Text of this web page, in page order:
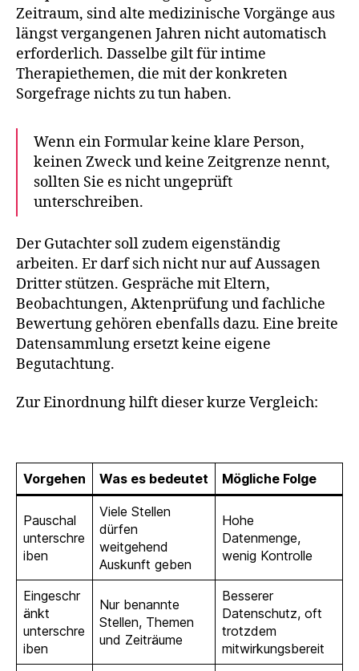
Zeitraum, sind alte medizinische Vorgänge aus
längst vergangenen Jahren nicht automatisch
erforderlich. Dasselbe gilt für intime
Therapiethemen, die mit der konkreten
Sorgefrage nichts zu tun haben.
Wenn ein Formular keine klare Person,
keinen Zweck und keine Zeitgrenze nennt,
sollten Sie es nicht ungeprüft
unterschreiben.
Der Gutachter soll zudem eigenständig
arbeiten. Er darf sich nicht nur auf Aussagen
Dritter stützen. Gespräche mit Eltern,
Beobachtungen, Aktenprüfung und fachliche
Bewertung gehören ebenfalls dazu. Eine breite
Datensammlung ersetzt keine eigene
Begutachtung.
Zur Einordnung hilft dieser kurze Vergleich:
Vorgehen Was es bedeutet Mögliche Folge
Pauschal
unterschre
iben
Viele Stellen
dürfen
weitgehend
Auskunft geben
Hohe
Datenmenge,
wenig Kontrolle
Eingeschr
änkt
unterschre
iben
Nur benannte
Stellen, Themen
und Zeiträume
Besserer
Datenschutz, oft
trotzdem
mitwirkungsbereit